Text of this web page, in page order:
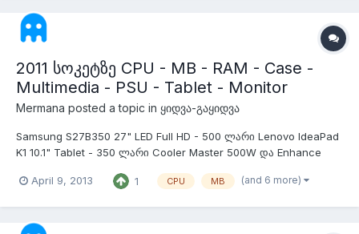
2011 სოკეტზე CPU - MB - RAM - Case -
Multimedia - PSU - Tablet - Monitor
Mermana posted a topic in ყიდვა-გაყიდვა
Samsung S27B350 27" LED Full HD - 500 ლარი Lenovo IdeaPad
K1 10.1" Tablet - 350 ლარი Cooler Master 500W და Enhance
არსებობს ჯერჯერობით რა თქმა უნდა.8 ბირთვიანია და 16
April 9, 2013 1 CPU MB (and 6 more)